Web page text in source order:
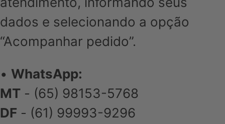
dados e selecionando a opção
“Acompanhar pedido”.
• WhatsApp:
MT - (65) 98153-5768
DF - (61) 99993-9296